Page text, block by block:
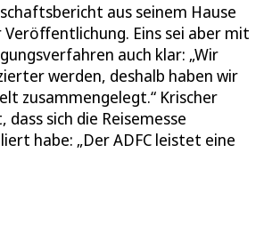
aus seinem Hause
Eins sei aber mit
auch klar: „Wir
werden, deshalb haben wir
zusammengelegt.“ Krischer
sich die Reisemesse
habe: „Der ADFC leistet eine